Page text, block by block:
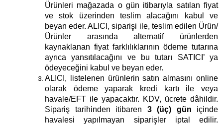
Ürünleri mağazada o gün itibarıyla satılan fiyat
ve stok üzerinden teslim alacağını kabul ve
beyan eder. ALICI, siparişi ile, teslim edilen Ürün/
Ürünler arasında alternatif ürünlerden
kaynaklanan fiyat farklılıklarının ödeme tutarına
ayrıca yansıtılacağını ve bu tutarı SATICI’ ya
ödeyeceğini kabul ve beyan eder.
ALICI, listelenen ürünlerin satın almasını online
olarak ödeme yaparak kredi kartı ile veya
havale/EFT ile yapacaktır. KDV, ücrete dâhildir.
Sipariş tarihinden itibaren 3 (üç) gün içinde
havalesi yapılmayan siparişler iptal edilir.